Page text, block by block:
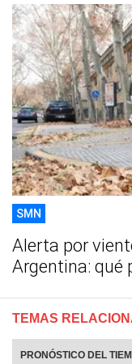
SMN
Alerta por
Argentina: qué
TEMAS
PRONÓSTICO DEL